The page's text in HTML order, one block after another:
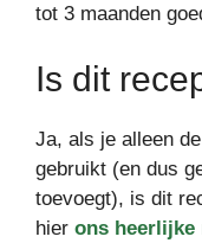
tot 3 maanden
Is dit
Ja, als je alleen
gebruikt (en dus
toevoegt), is dit
hier ons heerlijke